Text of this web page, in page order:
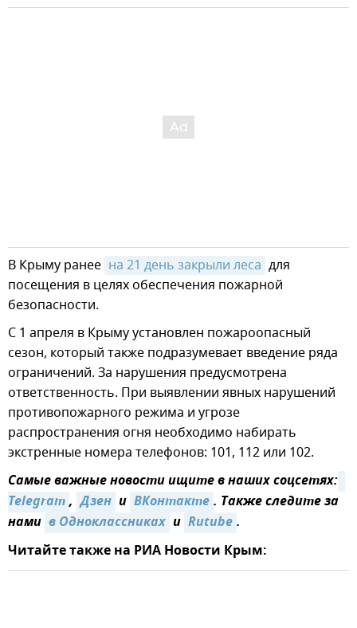
В Крыму ранее на 21 день закрыли леса для
посещения в целях обеспечения пожарной
безопасности.
С 1 апреля в Крыму установлен пожароопасный
сезон, который также подразумевает введение ряда
ограничений. За нарушения предусмотрена
ответственность. При выявлении явных нарушений
противопожарного режима и угрозе
распространения огня необходимо набирать
экстренные номера телефонов: 101, 112 или 102.
Самые важные новости ищите в наших соцсетях:
Telegram, Дзен и ВКонтакте. Также следите за
нами в Одноклассниках и Rutube.
Читайте также на РИА Новости Крым: